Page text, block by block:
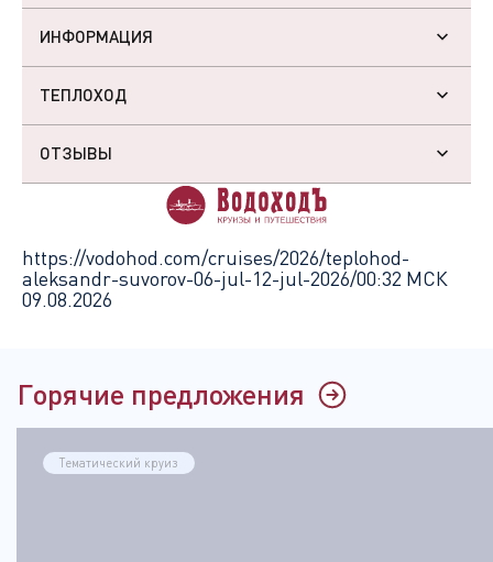
ИНФОРМАЦИЯ
ТЕПЛОХОД
ОТЗЫВЫ
https://vodohod.com/cruises/2026/teplohod-
aleksandr-suvorov-06-jul-12-jul-2026/00:32 МСК
09.08.2026
Горячие предложения
Тематический круиз